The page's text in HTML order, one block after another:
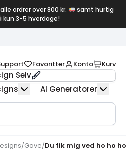
ordrer over 800 kr.
samt hurtig
kun 3-5 hverdage!
Favoritter Konto Kurv
Selv
AI Generatorer
/Gave/Du fik mig ved ho ho